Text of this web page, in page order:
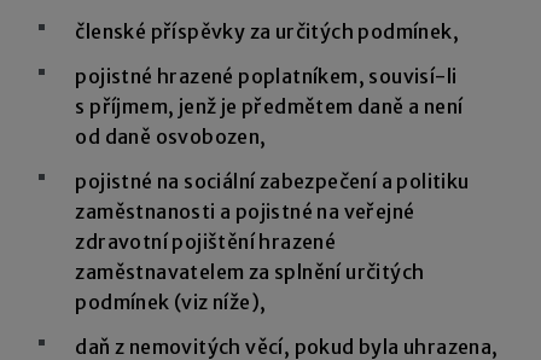
členské příspěvky za určitých podmínek,
pojistné hrazené poplatníkem, souvisí-li
s příjmem, jenž je předmětem daně a není
od daně osvobozen,
pojistné na sociální zabezpečení a politiku
zaměstnanosti a pojistné na veřejné
zdravotní pojištění hrazené
zaměstnavatelem za splnění určitých
podmínek (viz níže),
daň z nemovitých věcí, pokud byla uhrazena,